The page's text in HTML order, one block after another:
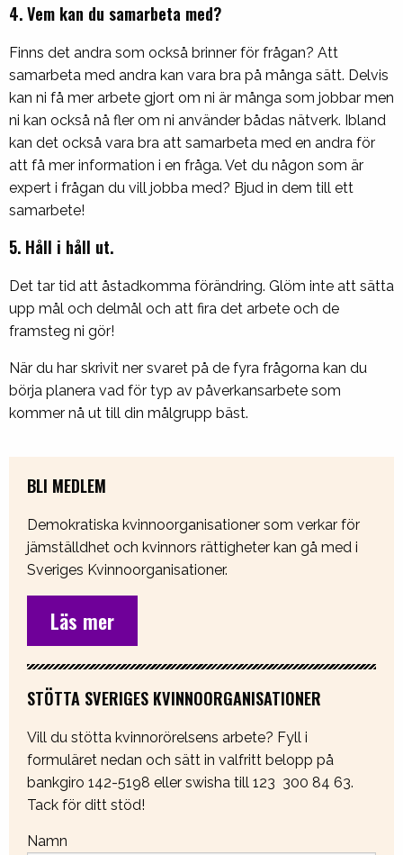
4. Vem kan du samarbeta med?
Finns det andra som också brinner för frågan? Att
samarbeta med andra kan vara bra på många sätt. Delvis
kan ni få mer arbete gjort om ni är många som jobbar men
ni kan också nå fler om ni använder bådas nätverk. Ibland
kan det också vara bra att samarbeta med en andra för
att få mer information i en fråga. Vet du någon som är
expert i frågan du vill jobba med? Bjud in dem till ett
samarbete!
5. Håll i håll ut.
Det tar tid att åstadkomma förändring. Glöm inte att sätta
upp mål och delmål och att fira det arbete och de
framsteg ni gör!
När du har skrivit ner svaret på de fyra frågorna kan du
börja planera vad för typ av påverkansarbete som
kommer nå ut till din målgrupp bäst.
BLI MEDLEM
Demokratiska kvinnoorganisationer som verkar för
jämställdhet och kvinnors rättigheter kan gå med i
Sveriges Kvinnoorganisationer.
Läs mer
STÖTTA SVERIGES KVINNOORGANISATIONER
Vill du stötta kvinnorörelsens arbete? Fyll i
formuläret nedan och sätt in valfritt belopp på
bankgiro 142-5198 eller swisha till 123 300 84 63.
Tack för ditt stöd!
Namn